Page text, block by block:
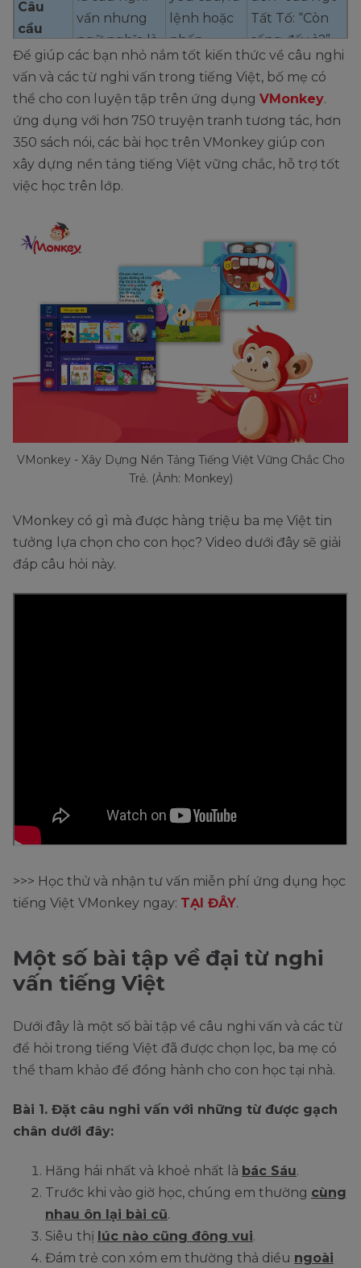
Câu
cầu
khiến
vấn nhưng
ngữ nghĩa là
câu cầu
khiến
lệnh hoặc
nhấn
mạnh một
vấn đề
Tất Tố: “Còn
sống đấy à?”
(ý: đòi tiền
sưu)
Câu
định
Phủ nhận
hoặc phản
khác
bác lời nói
Mẹ hỏi: “Sao
chiều nay con
không đi học
hỏi con như
thế?” (phủ
định câu hỏi
mẹ)
khẳng
Xác nhận
một hành
động hoặc
Khẳng
gì đó đã
hoặc sẽ xảy
“Con không
làm vỡ bình
hoa thì ai
làm?”
Câu
xúc
Diễn tả cảm
hờn, tiếc
nuối…
Thể hiện
tâm trạng,
của người
nói
Câu thơ:
đâu bao giờ?”
Để giúp các bạn nhỏ nắm tốt kiến thức về câu nghi
vấn và các từ nghi vấn trong tiếng Việt, bố mẹ có
thể cho con luyện tập trên ứng dụng VMonkey.
ứng dụng với hơn 750 truyện tranh tương tác, hơn
350 sách nói, các bài học trên VMonkey giúp con
xây dựng nền tảng tiếng Việt vững chắc, hỗ trợ tốt
việc học trên lớp.
VMonkey - Xây Dựng Nền Tảng Tiếng Việt Vững Chắc Cho
Trẻ. (Ảnh: Monkey)
VMonkey có gì mà được hàng triệu ba mẹ Việt tin
tưởng lựa chọn cho con học? Video dưới đây sẽ giải
đáp câu hỏi này.
>>> Học thử và nhận tư vấn miễn phí ứng dụng học
tiếng Việt VMonkey ngay: TẠI ĐÂY.
Một số bài tập về đại từ nghi
vấn tiếng Việt
Dưới đây là một số bài tập về câu nghi vấn và các từ
để hỏi trong tiếng Việt đã được chọn lọc, ba mẹ có
thể tham khảo để đồng hành cho con học tại nhà.
Bài 1. Đặt câu nghi vấn với những từ được gạch
chân dưới đây:
Hăng hái nhất và khoẻ nhất là bác Sáu.
Trước khi vào giờ học, chúng em thường cùng
nhau ôn lại bài cũ.
Siêu thị lúc nào cũng đông vui.
Đám trẻ con xóm em thường thả diều ngoài